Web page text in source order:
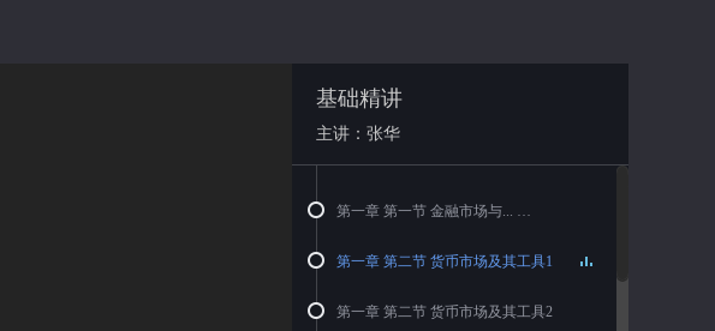
基础精讲
主讲：张华
第一章 第一节 金融市场与...
第一章 第二节 货币市场及其工具1
第一章 第二节 货币市场及其工具2